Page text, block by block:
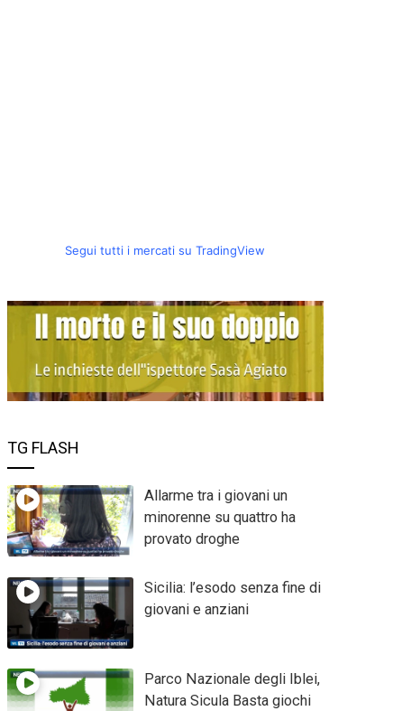
Segui tutti i mercati su TradingView
TG FLASH
Allarme tra i giovani un
minorenne su quattro ha
provato droghe
Sicilia: l’esodo senza fine di
giovani e anziani
Parco Nazionale degli Iblei,
Natura Sicula Basta giochi